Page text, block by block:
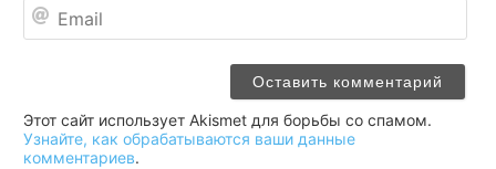
Этот сайт использует Akismet для борьбы со спамом.
Узнайте, как обрабатываются ваши данные
комментариев.